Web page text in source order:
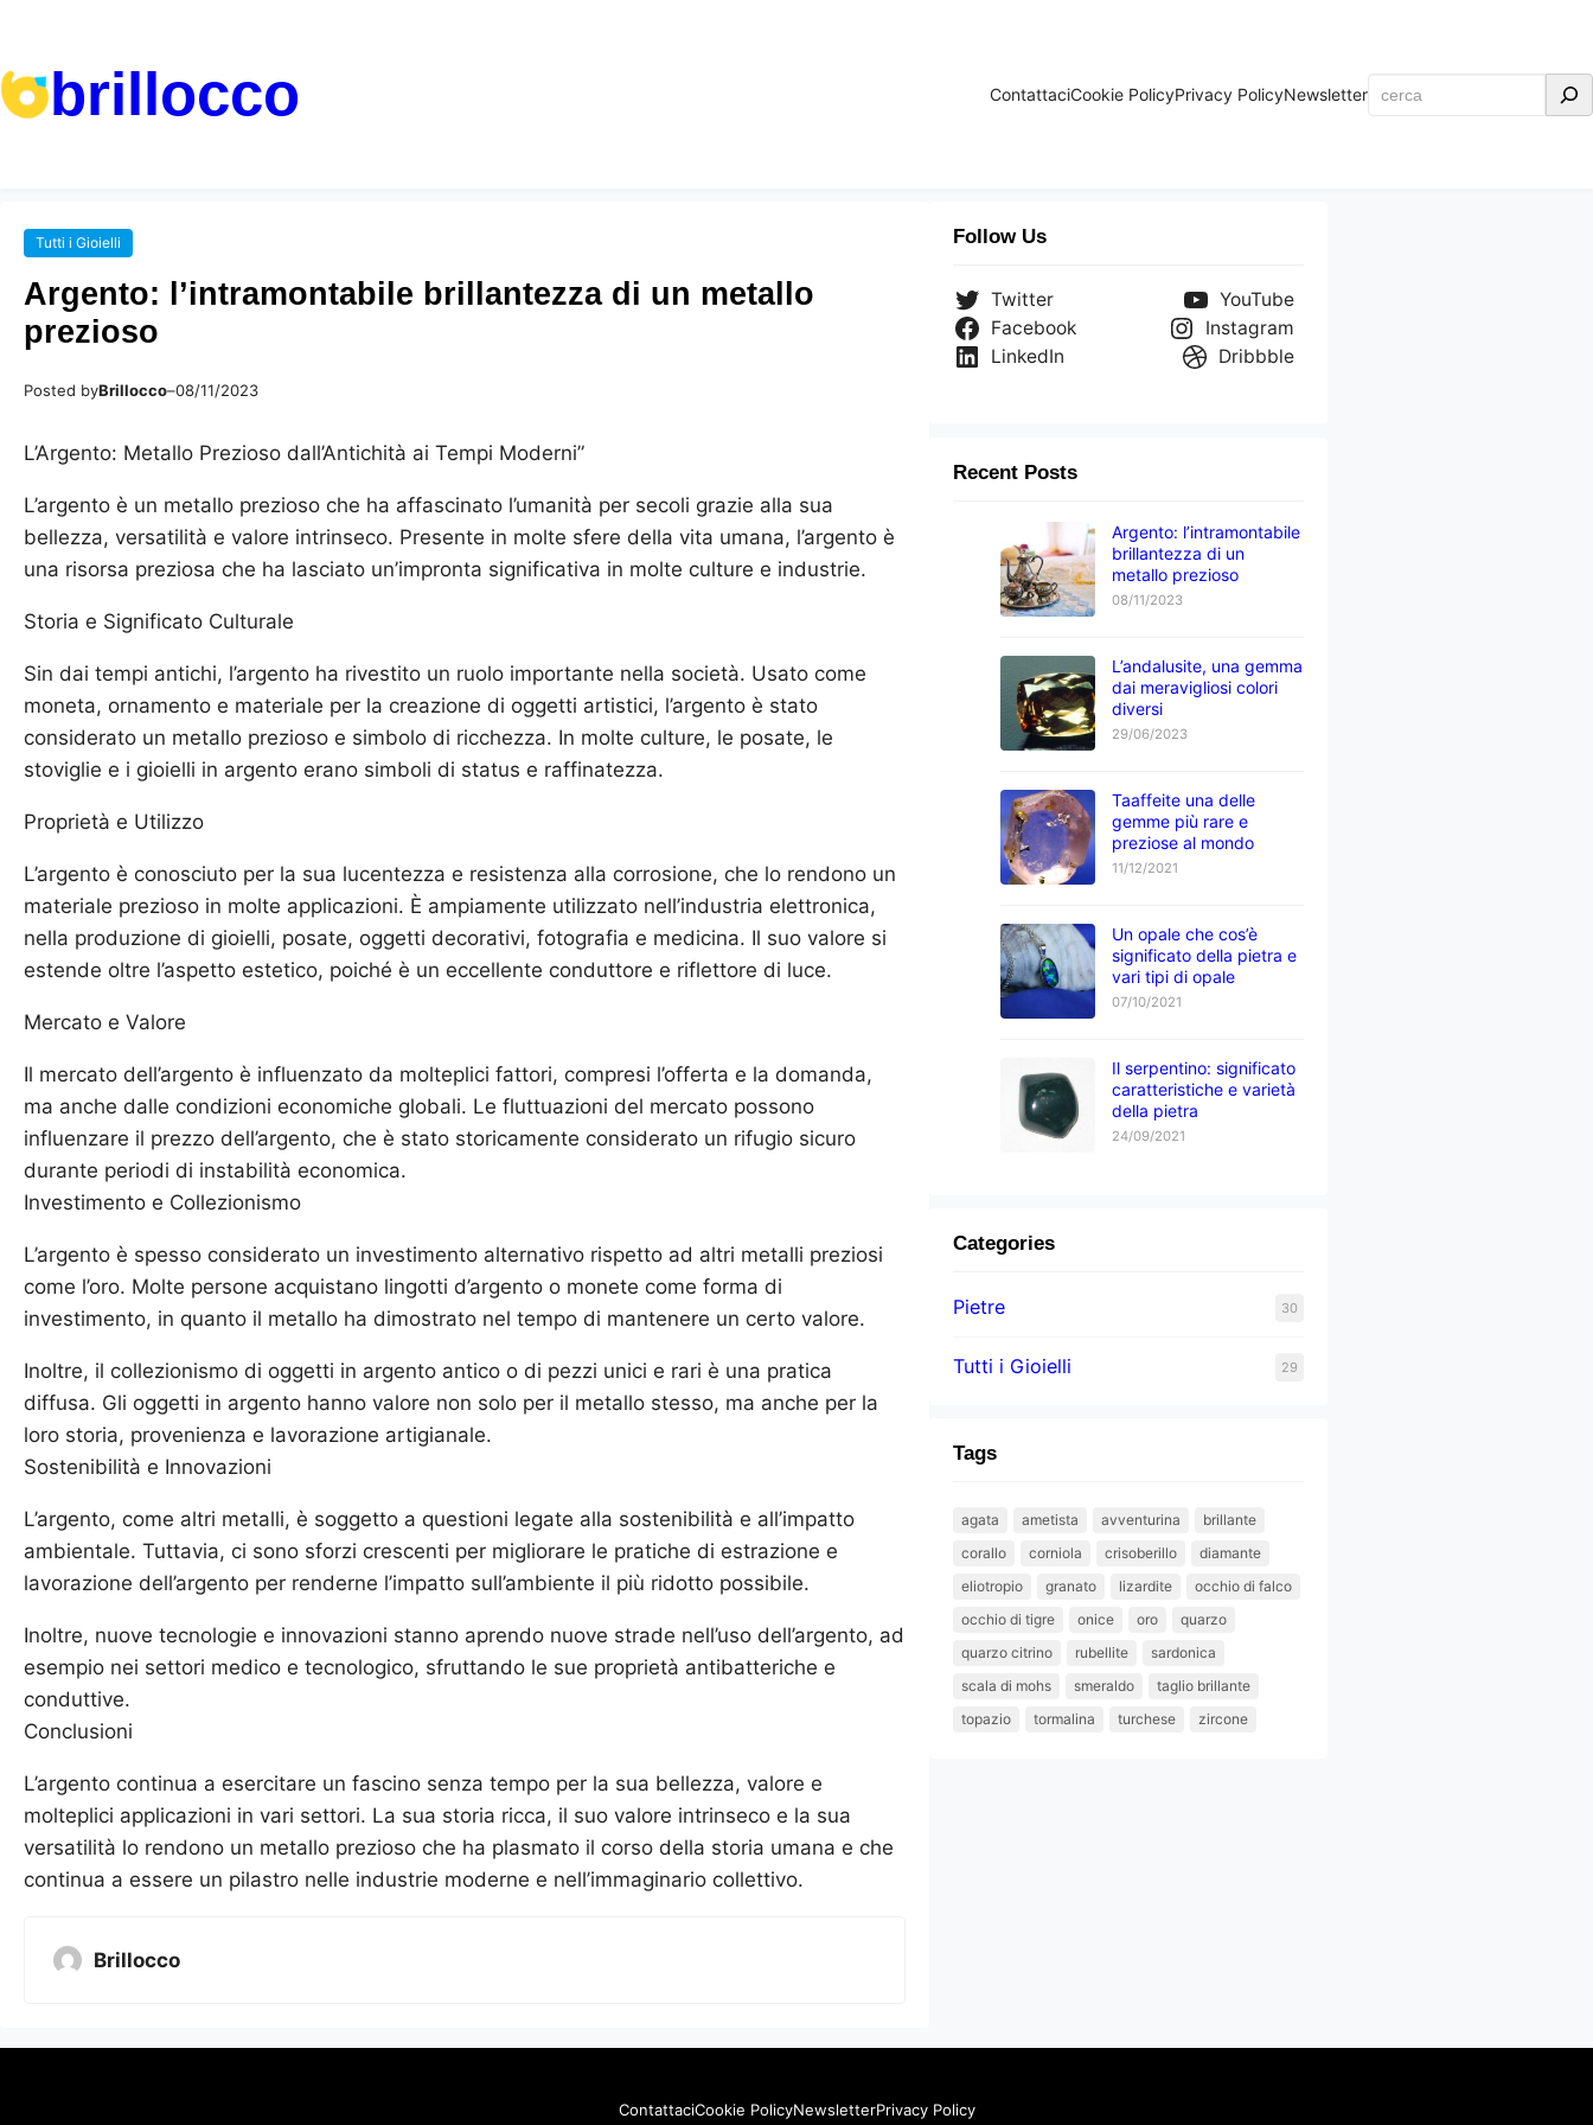
brillocco ContattaciCookie PolicyPrivacy PolicyNewsletterCerca
Tutti i Gioielli
Argento: l’intramontabile brillantezza di un metallo
prezioso
Posted byBrillocco–08/11/2023
L’Argento: Metallo Prezioso dall’Antichità ai Tempi Moderni”
L’argento è un metallo prezioso che ha affascinato l’umanità per secoli grazie alla sua
bellezza, versatilità e valore intrinseco. Presente in molte sfere della vita umana, l’argento è
una risorsa preziosa che ha lasciato un’impronta significativa in molte culture e industrie.
Storia e Significato Culturale
Sin dai tempi antichi, l’argento ha rivestito un ruolo importante nella società. Usato come
moneta, ornamento e materiale per la creazione di oggetti artistici, l’argento è stato
considerato un metallo prezioso e simbolo di ricchezza. In molte culture, le posate, le
stoviglie e i gioielli in argento erano simboli di status e raffinatezza.
Proprietà e Utilizzo
L’argento è conosciuto per la sua lucentezza e resistenza alla corrosione, che lo rendono un
materiale prezioso in molte applicazioni. È ampiamente utilizzato nell’industria elettronica,
nella produzione di gioielli, posate, oggetti decorativi, fotografia e medicina. Il suo valore si
estende oltre l’aspetto estetico, poiché è un eccellente conduttore e riflettore di luce.
Mercato e Valore
Il mercato dell’argento è influenzato da molteplici fattori, compresi l’offerta e la domanda,
ma anche dalle condizioni economiche globali. Le fluttuazioni del mercato possono
influenzare il prezzo dell’argento, che è stato storicamente considerato un rifugio sicuro
durante periodi di instabilità economica.
Investimento e Collezionismo
L’argento è spesso considerato un investimento alternativo rispetto ad altri metalli preziosi
come l’oro. Molte persone acquistano lingotti d’argento o monete come forma di
investimento, in quanto il metallo ha dimostrato nel tempo di mantenere un certo valore.
Inoltre, il collezionismo di oggetti in argento antico o di pezzi unici e rari è una pratica
diffusa. Gli oggetti in argento hanno valore non solo per il metallo stesso, ma anche per la
loro storia, provenienza e lavorazione artigianale.
Sostenibilità e Innovazioni
L’argento, come altri metalli, è soggetto a questioni legate alla sostenibilità e all’impatto
ambientale. Tuttavia, ci sono sforzi crescenti per migliorare le pratiche di estrazione e
lavorazione dell’argento per renderne l’impatto sull’ambiente il più ridotto possibile.
Inoltre, nuove tecnologie e innovazioni stanno aprendo nuove strade nell’uso dell’argento, ad
esempio nei settori medico e tecnologico, sfruttando le sue proprietà antibatteriche e
conduttive.
Conclusioni
L’argento continua a esercitare un fascino senza tempo per la sua bellezza, valore e
molteplici applicazioni in vari settori. La sua storia ricca, il suo valore intrinseco e la sua
versatilità lo rendono un metallo prezioso che ha plasmato il corso della storia umana e che
continua a essere un pilastro nelle industrie moderne e nell’immaginario collettivo.
Brillocco
Follow Us
Twitter
YouTube
Facebook
Instagram
LinkedIn
Dribbble
Recent Posts
Argento: l’intramontabile
brillantezza di un
metallo prezioso
08/11/2023
L’andalusite, una gemma
dai meravigliosi colori
diversi
29/06/2023
Taaffeite una delle
gemme più rare e
preziose al mondo
11/12/2021
Un opale che cos’è
significato della pietra e
vari tipi di opale
07/10/2021
Il serpentino: significato
caratteristiche e varietà
della pietra
24/09/2021
Categories
Pietre 30
Tutti i Gioielli 29
Tags
agata ametista avventurina
brillante
corallo
corniola crisoberillo
diamante
eliotropio
granato lizardite
occhio di falco
occhio di tigre
onice oro
quarzo
quarzo citrino
rubellite
sardonica
scala di mohs
smeraldo
taglio brillante
topazio
tormalina turchese zircone
ContattaciCookie PolicyNewsletterPrivacy Policy